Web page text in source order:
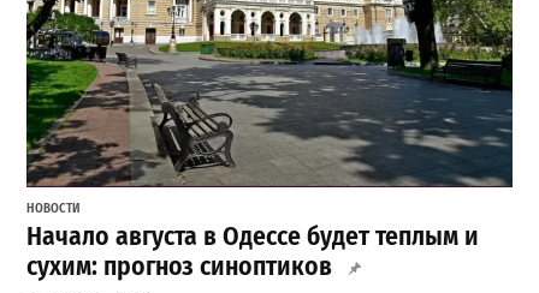
НОВОСТИ
Начало августа в Одессе будет теплым и
сухим: прогноз синоптиков